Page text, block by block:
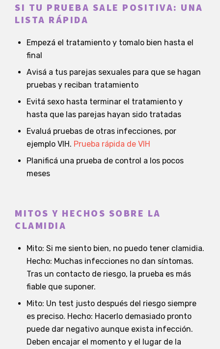
SI TU PRUEBA SALE POSITIVA: UNA
LISTA RÁPIDA
Empezá el tratamiento y tomalo bien hasta el
final
Avisá a tus parejas sexuales para que se hagan
pruebas y reciban tratamiento
Evitá sexo hasta terminar el tratamiento y
hasta que las parejas hayan sido tratadas
Evaluá pruebas de otras infecciones, por
ejemplo VIH. Prueba rápida de VIH
Planificá una prueba de control a los pocos
meses
MITOS Y HECHOS SOBRE LA
CLAMIDIA
Mito: Si me siento bien, no puedo tener clamidia.
Hecho: Muchas infecciones no dan síntomas.
Tras un contacto de riesgo, la prueba es más
fiable que suponer.
Mito: Un test justo después del riesgo siempre
es preciso. Hecho: Hacerlo demasiado pronto
puede dar negativo aunque exista infección.
Deben encajar el momento y el lugar de la